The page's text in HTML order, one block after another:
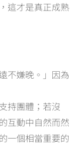
這才是真正成熟
不嫌晚。」因為
持團體；若沒
互動中自然而然
一個相當重要的